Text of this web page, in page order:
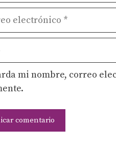
mi nombre, correo